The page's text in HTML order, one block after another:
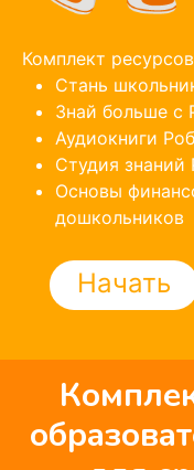
Комплект
Стань
Знай больше с
Аудиокниги
Студия знаний
Основы
дошкольников
Начать